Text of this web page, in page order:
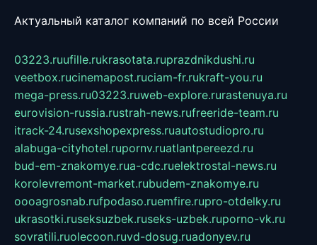
Актуальный каталог компаний по всей России
03223.ruufille.rukrasotata.ruprazdnikdushi.ru
veetbox.rucinemapost.ruciam-fr.rukraft-you.ru
mega-press.ru03223.ruweb-explore.rurastenuya.ru
eurovision-russia.rustrah-news.rufreeride-team.ru
itrack-24.rusexshopexpress.ruautostudiopro.ru
alabuga-cityhotel.rupornv.ruatlantpereezd.ru
bud-em-znakomye.rua-cdc.ruelektrostal-news.ru
korolevremont-market.rubudem-znakomye.ru
oooagrosnab.rufpodaso.ruemfire.rupro-otdelky.ru
ukrasotki.ruseksuzbek.ruseks-uzbek.ruporno-vk.ru
sovratili.ruolecoon.ruvd-dosug.ruadonyev.ru